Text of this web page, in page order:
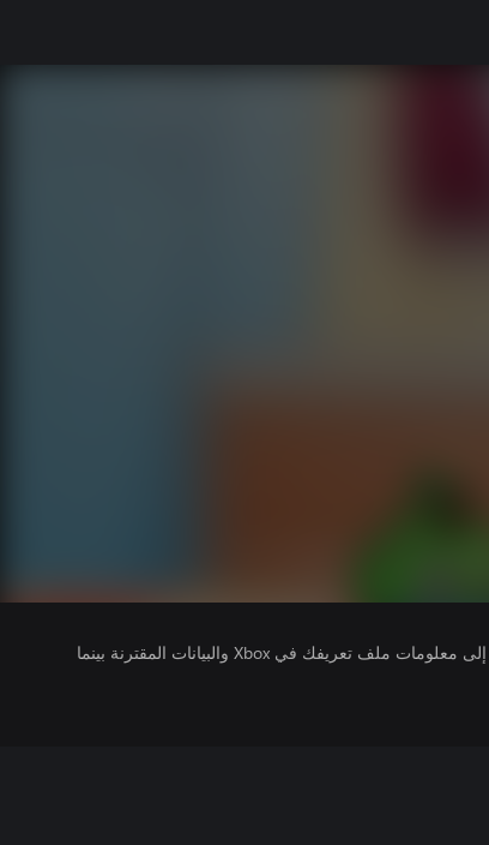
يتلقى ناشرو الألعاب التي تقوم بتشغيلها وصولاً إلى معلومات ملف تعريفك في Xbox والبيانات المقترنة بينما